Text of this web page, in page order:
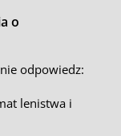
o
odpowiedz:
lenistwa i